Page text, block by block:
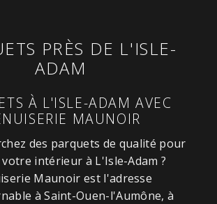
PRÈS DE L'ISLE-
ADAM
À L'ISLE-ADAM AVEC
MAUNOIR
des parquets de qualité pour
intérieur à L'Isle-Adam ?
Maunoir est l'adresse
à Saint-Ouen-l'Aumône, à